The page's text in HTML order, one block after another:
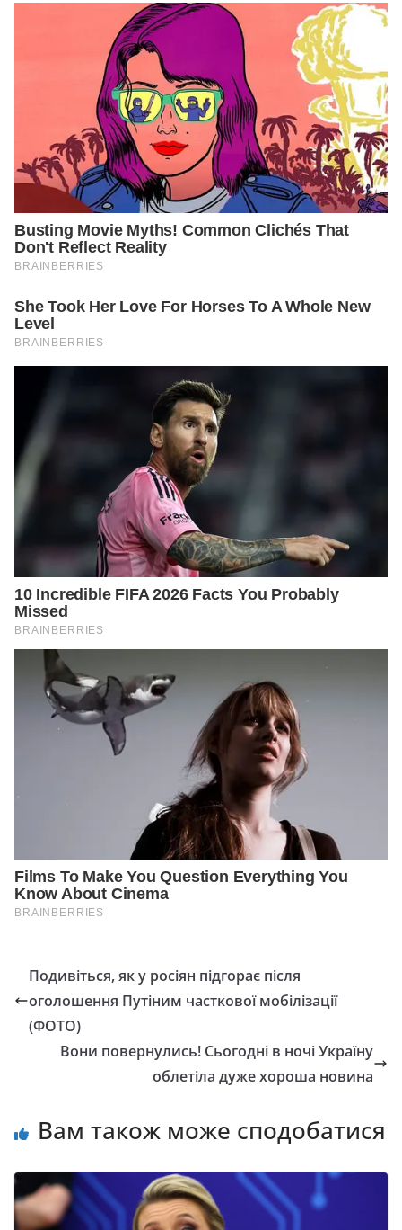
Подивіться, як у росіян підгорає після
оголошення Путіним часткової мобілізації
(ФОТО)
Вони повернулись! Сьогодні в ночі Україну
облетіла дуже хороша новина
Вам також може сподобатися